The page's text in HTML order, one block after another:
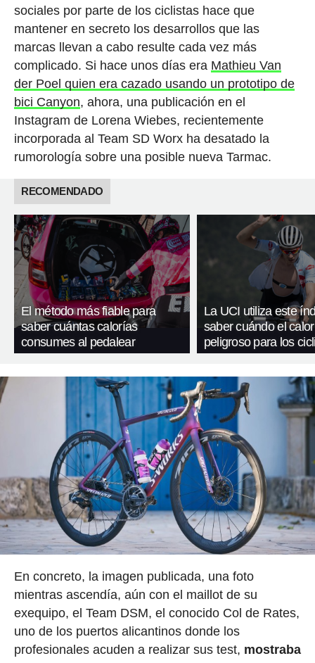
sociales por parte de los ciclistas hace que
mantener en secreto los desarrollos que las
marcas llevan a cabo resulte cada vez más
complicado. Si hace unos días era Mathieu Van
der Poel quien era cazado usando un prototipo de
bici Canyon, ahora, una publicación en el
Instagram de Lorena Wiebes, recientemente
incorporada al Team SD Worx ha desatado la
rumorología sobre una posible nueva Tarmac.
RECOMENDADO
El método más fiable para
saber cuántas calorías
consumes al pedalear
La UCI utiliza este
saber cuándo el
peligroso para los
En concreto, la imagen publicada, una foto
mientras ascendía, aún con el maillot de su
exequipo, el Team DSM, el conocido Col de Rates,
uno de los puertos alicantinos donde los
profesionales acuden a realizar sus test, mostraba